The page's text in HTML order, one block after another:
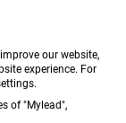
our website,
experience. For
of "Mylead",